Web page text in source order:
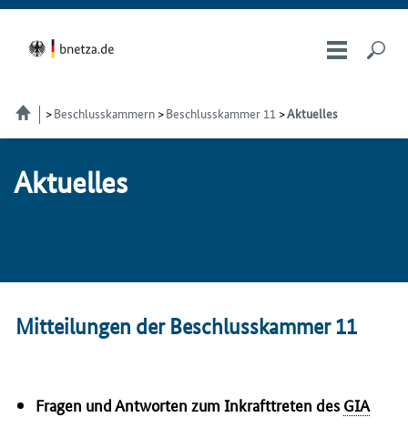
Beschlusskammern Beschlusskammer 11 Aktuelles
Ak­tu­el­les
Mitteilungen der Beschlusskammer 11
Fragen und Antworten zum Inkrafttreten des GIA